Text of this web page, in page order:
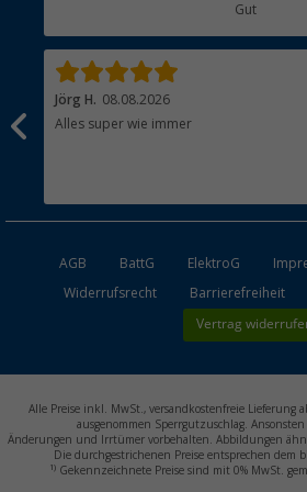
Gut
Jörg H. 08.08.2026
Alles super wie immer
AGB BattG ElektroG
Widerrufsrecht
Barrierefreiheit
Vertrag
Alle Preise inkl. MwSt., versandkostenfreie Lieferung
ausgenommen Sperrgutzuschlag. Ansonsten
Änderungen und Irrtümer vorbehalten. Abbildungen
Die durchgestrichenen Preise entsprechen dem
1) Gekennzeichnete Preise sind mit 0% MwSt.